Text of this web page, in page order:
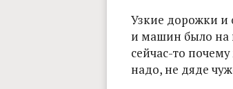
Узкие дорожки и
и машин было на
сейчас-то
надо, не дяде